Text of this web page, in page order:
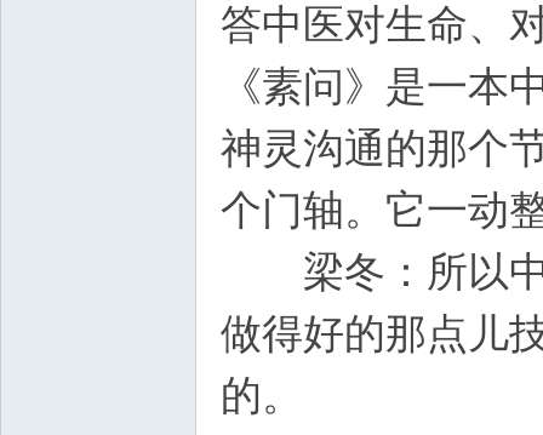
答中医对生命、
《素问》是一本
神灵沟通的那个
个门轴。它一动
梁冬：所以中
做得好的那点儿
的。